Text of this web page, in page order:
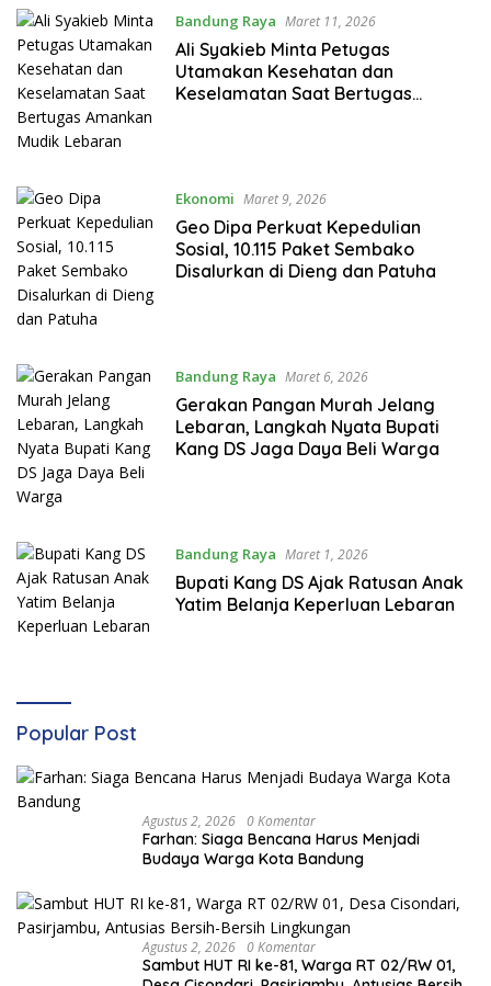
Bandung Raya Maret 11, 2026
Ali Syakieb Minta Petugas
Utamakan Kesehatan dan
Keselamatan Saat Bertugas
Ekonomi Maret 9, 2026
Geo Dipa Perkuat Kepedulian
Sosial, 10.115 Paket Sembako
Disalurkan di Dieng dan Patuha
Bandung Raya Maret 6, 2026
Gerakan Pangan Murah Jelang
Lebaran, Langkah Nyata Bupati
Kang DS Jaga Daya Beli Warga
Bandung Raya Maret 1, 2026
Bupati Kang DS Ajak Ratusan Anak
Yatim Belanja Keperluan Lebaran
Popular Post
Agustus 2, 2026 0 Komentar
Farhan: Siaga Bencana Harus Menjadi
Budaya Warga Kota Bandung
Agustus 2, 2026 0 Komentar
Sambut HUT RI ke-81, Warga RT 02/RW 01,